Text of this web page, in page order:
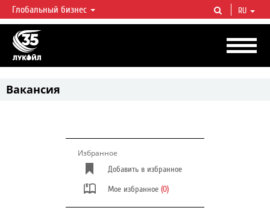
ЛУКОЙЛ СЕГОДНЯ
ЛУКОЙЛ — одна из крупнейших вертикально интегрированных
нефтегазовых компаний в мире, на долю которой приходится более 2%
мировой добычи нефти и около 1% доказанных запасов углеводородов.
Глобальный бизнес RU
Вакансия
Избранное
Добавить в избранное
Мое избранное (0)